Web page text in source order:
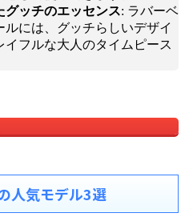
グッチのエッセンス: ラバーベ
には、グッチらしいデザイ
イフルな大人のタイムピース
人気モデル3選